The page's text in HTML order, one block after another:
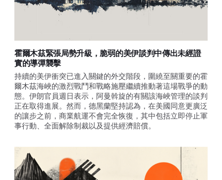
霍爾木茲緊張局勢升級，脆弱的美伊談判中傳出未經證
實的導彈襲擊
持續的美伊衝突已進入關鍵的外交階段，圍繞至關重要的霍
爾木茲海峽的激烈戰鬥和戰略施壓繼續推動著這場戰爭的動
態。伊朗官員週日表示，阿曼斡旋的有關該海峽管理的談判
正在取得進展。然而，德黑蘭堅持認為，在美國同意更廣泛
的讓步之前，商業航運不會完全恢復，其中包括立即停止軍
事行動、全面解除制裁以及提供經濟賠償。